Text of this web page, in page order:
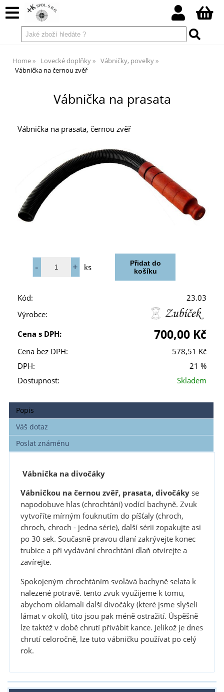
Home Lovecké doplňky
Vábničky, povelky
Vábnička na černou zvěř
Vábnička na prasata
Vábnička na prasata, černou zvěř
ks
Kód:
23.03
Výrobce:
Cena s DPH:
700,00 Kč
Cena bez DPH:
578,51 Kč
DPH:
21 %
Dostupnost:
Skladem
Popis
Váš dotaz
Poslat známénu
Vábnička na divočáky
Vábničkou na černou zvěř, prasata, divočákyse
napodobuve hlas (chrochtání) vodící bachyně. Zvuk
vytvoříte mírným fouknutím do píšťaly (chroch,
chroch, chroch - jedna série), další sérii zopakujte asi
po 30 sek. Současně pravou dlaní zakrývejte konec
trubice a při vydávání chrochtání dlaň otvírejte a
zavírejte.
Spokojeným chrochtáním svolává bachyně selata k
nalezené potravě. tento zvuk využijeme k tomu,
abychom oklamali další divočáky (které jsme slyšeli
lámat v okolí), tito jsou pak méně ostražití. Úspěšně
lze taktéž v době chrutí přivábit kance. Jelikož je dnes
chrutí celoročně, lze tuto vábničku používat po celý
rok.